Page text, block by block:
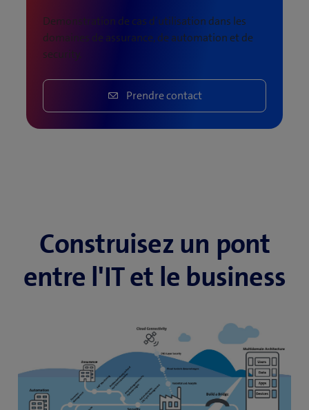
Demonstration de cas d’utilisation dans les
domaines de assurance, de automation et de
security.
Prendre contact
Construisez un pont
entre l'IT et le business